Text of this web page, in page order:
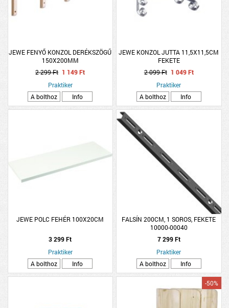
JEWE FENYŐ KONZOL DERÉKSZÖGŰ
150X200MM
2 299 Ft 1 149 Ft
Praktiker
A bolthoz
Info
JEWE KONZOL JUTTA 11,5X11,5CM
FEKETE
2 099 Ft 1 049 Ft
Praktiker
A bolthoz
Info
JEWE POLC FEHÉR 100X20CM
3 299 Ft
Praktiker
A bolthoz
Info
FALSÍN 200CM, 1 SOROS, FEKETE
10000-00040
TEHERBÍRÁS:55KG/20CM
7 299 Ft
Praktiker
A bolthoz
Info
-50%